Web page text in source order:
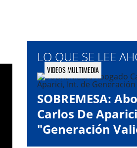
LO QUE SE LEE
VIDEOS MULTIMEDIA
SOBREMESA:
Carlos De
"Generación